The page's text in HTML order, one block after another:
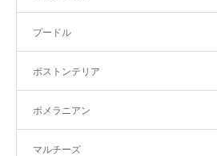
プードル
ボストンテリア
ポメラニアン
マルチーズ